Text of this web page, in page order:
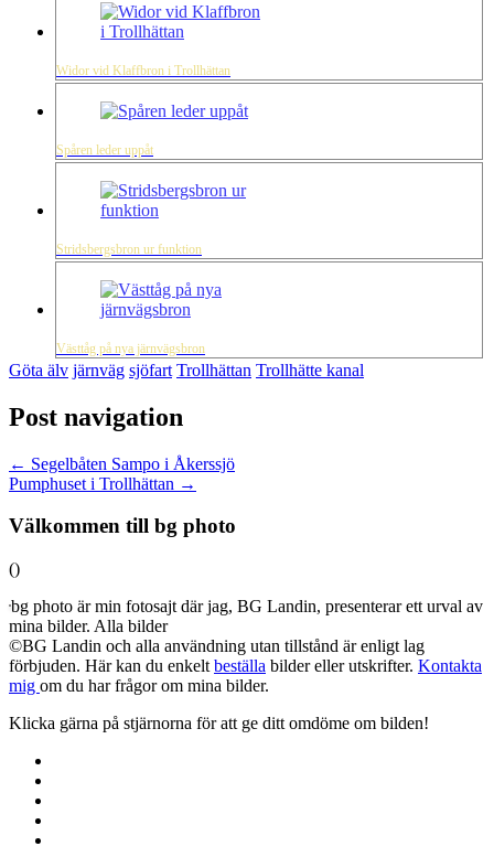
Widor vid Klaffbron i Trollhättan
Spåren leder uppåt
Stridsbergsbron ur funktion
Västtåg på nya järnvägsbron
Göta älv järnväg sjöfart Trollhättan Trollhätte kanal
Post navigation
← Segelbåten Sampo i Åkerssjö
Pumphuset i Trollhättan →
Välkommen till bg photo
()
bg photo är min fotosajt där jag, BG Landin, presenterar ett urval av
mina bilder. Alla bilder
©BG Landin och alla användning utan tillstånd är enligt lag
förbjuden. Här kan du enkelt beställa bilder eller utskrifter. Kontakta
mig om du har frågor om mina bilder.
Klicka gärna på stjärnorna för att ge ditt omdöme om bilden!